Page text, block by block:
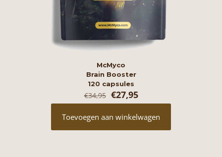
McMyco
Brain Booster
120 capsules
€34,95 Oorspronkelijke
prijs
was:
€34,95.
€27,95Huidige
prijs
€27,95.
Toevoegen aan winkelwagen